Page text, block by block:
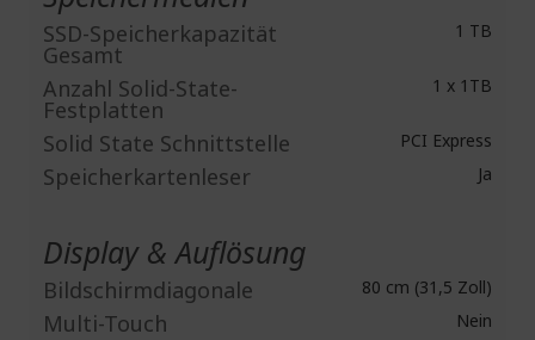
SSD-Speicherkapazität
Gesamt
1 TB
Anzahl Solid-State-
Festplatten
1 x 1TB
Solid State Schnittstelle PCI Express
Speicherkartenleser Ja
Display & Auflösung
Bildschirmdiagonale 80 cm (31,5 Zoll)
Multi-Touch Nein